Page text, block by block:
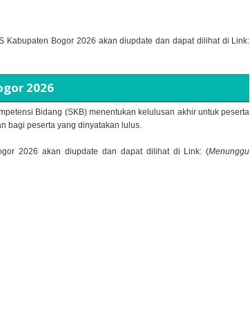
Kabupaten Bogor 2026 akan diupdate dan dapat dilihat di Link:
2026
Bidang (SKB) menentukan kelulusan akhir untuk peserta
bagi peserta yang dinyatakan lulus.
2026 akan diupdate dan dapat dilihat di Link: (Menunggu